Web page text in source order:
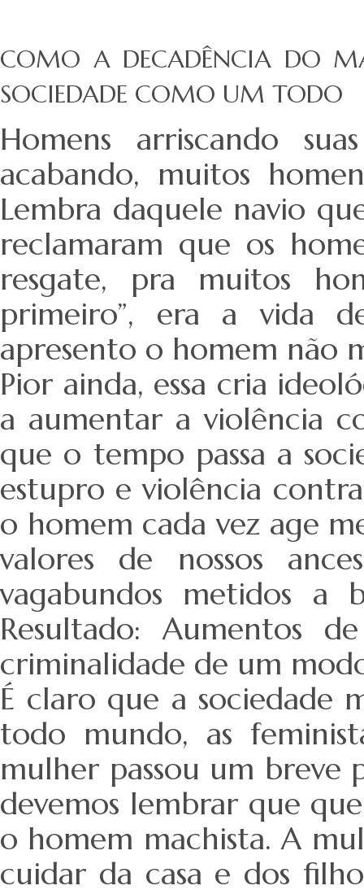
COMO A DECADÊNCIA DO
SOCIEDADE COMO UM TODO
Homens arriscando
acabando, muitos
Lembra daquele navio
reclamaram que os
resgate, pra muitos
primeiro”, era a vida
apresento o homem não
Pior ainda, essa cria
a aumentar a violência
que o tempo passa a
estupro e violência
o homem cada vez age
valores de nossos
vagabundos metidos a
Resultado: Aumentos
criminalidade de um
É claro que a sociedade
todo mundo, as
mulher passou um breve
devemos lembrar que
o homem machista. A
cuidar da casa e dos